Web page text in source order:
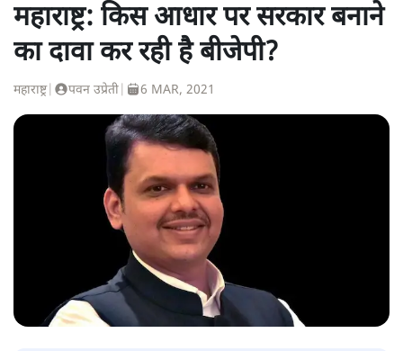
महाराष्ट्र: किस आधार पर सरकार बनाने
का दावा कर रही है बीजेपी?
महाराष्ट्र| पवन उप्रेती 6 MAR, 2021